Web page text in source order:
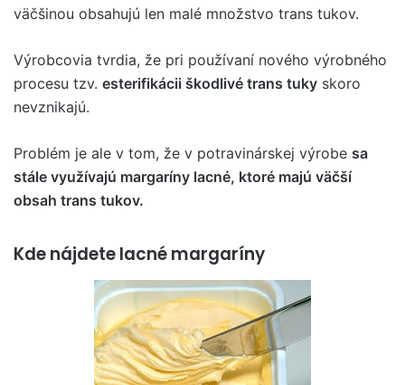
väčšinou obsahujú len malé množstvo trans tukov.
Výrobcovia tvrdia, že pri používaní nového výrobného
procesu tzv. esterifikácii škodlivé trans tuky skoro
nevznikajú.
Problém je ale v tom, že v potravinárskej výrobe sa
stále využívajú margaríny lacné, ktoré majú väčší
obsah trans tukov.
Kde nájdete lacné margaríny